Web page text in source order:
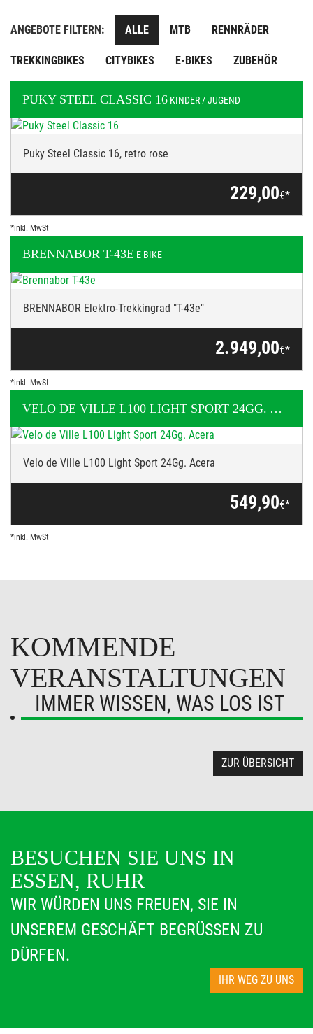
ANGEBOTE FILTERN: ALLE MTB RENNRÄDER
TREKKINGBIKES CITYBIKES E-BIKES ZUBEHÖR
PUKY STEEL CLASSIC 16 KINDER / JUGEND
Puky Steel Classic 16, retro rose
229,00€*
*inkl. MwSt
BRENNABOR T-43E E-BIKE
BRENNABOR Elektro-Trekkingrad "T-43e"
2.949,00€*
*inkl. MwSt
VELO DE VILLE L100 LIGHT SPORT 24GG. ACERA
Velo de Ville L100 Light Sport 24Gg. Acera
549,90€*
*inkl. MwSt
KOMMENDE
VERANSTALTUNGEN
IMMER WISSEN, WAS LOS IST
ZUR ÜBERSICHT
BESUCHEN SIE UNS IN
ESSEN, RUHR
WIR WÜRDEN UNS FREUEN, SIE IN
UNSEREM GESCHÄFT BEGRÜSSEN ZU D
ÜRFEN.
IHR WEG ZU UNS